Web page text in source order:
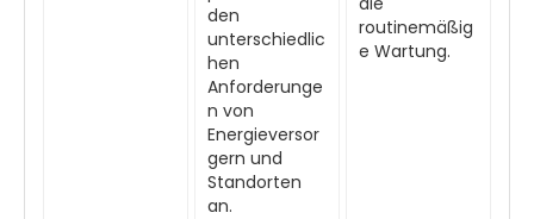
den
unterschiedlic
hen
Anforderunge
n von
Energieversor
gern und
Standorten
an.
routinemäßig
e Wartung.